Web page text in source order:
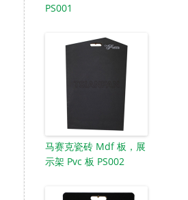
PS001
马赛克瓷砖 Mdf 板，展
示架 Pvc 板 PS002